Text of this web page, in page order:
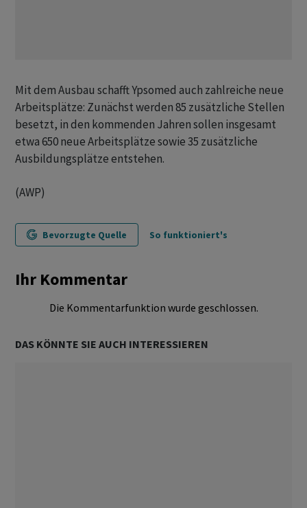
Mit dem Ausbau schafft Ypsomed auch zahlreiche neue
Arbeitsplätze: Zunächst werden 85 zusätzliche Stellen
besetzt, in den kommenden Jahren sollen insgesamt
etwa 650 neue Arbeitsplätze sowie 35 zusätzliche
Ausbildungsplätze entstehen.
(AWP)
Bevorzugte Quelle So funktioniert's
Ihr Kommentar
Die Kommentarfunktion wurde geschlossen.
DAS KÖNNTE SIE AUCH INTERESSIEREN